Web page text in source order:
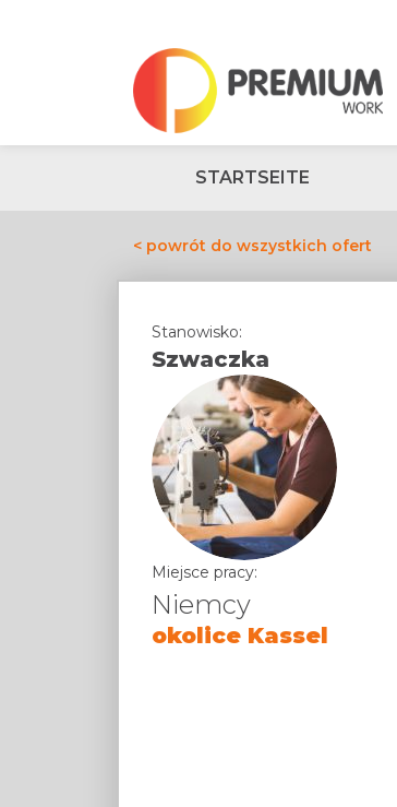
STARTSEITE
< powrót do wszystkich ofert
Stanowisko:
Szwaczka
Miejsce pracy:
Niemcy
okolice Kassel